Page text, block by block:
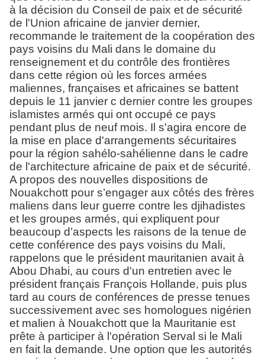
à la décision du Conseil de paix et de sécurité
de l'Union africaine de janvier dernier,
recommande le traitement de la coopération des
pays voisins du Mali dans le domaine du
renseignement et du contrôle des frontières
dans cette région où les forces armées
maliennes, françaises et africaines se battent
depuis le 11 janvier c dernier contre les groupes
islamistes armés qui ont occupé ce pays
pendant plus de neuf mois. Il s'agira encore de
la mise en place d'arrangements sécuritaires
pour la région sahélo-sahélienne dans le cadre
de l'architecture africaine de paix et de sécurité.
A propos des nouvelles dispositions de
Nouakchott pour s’engager aux côtés des frères
maliens dans leur guerre contre les djihadistes
et les groupes armés, qui expliquent pour
beaucoup d’aspects les raisons de la tenue de
cette conférence des pays voisins du Mali,
rappelons que le président mauritanien avait à
Abou Dhabi, au cours d'un entretien avec le
président français François Hollande, puis plus
tard au cours de conférences de presse tenues
successivement avec ses homologues nigérien
et malien à Nouakchott que la Mauritanie est
prête à participer à l'opération Serval si le Mali
en fait la demande. Une option que les autorités